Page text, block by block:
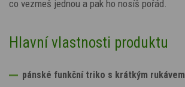
co vezmeš jednou a pak ho nosíš pořád.
Hlavní vlastnosti produktu
pánské funkční triko s krátkým rukávem